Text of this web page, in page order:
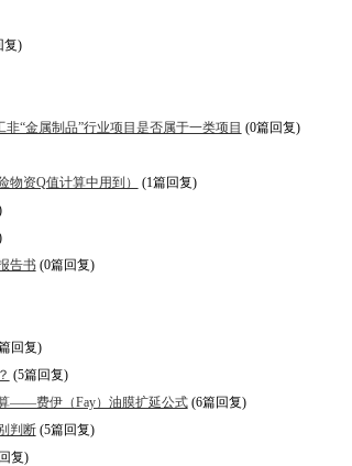
复)
“金属制品”行业项目是否属于一类项目 (0篇回复)
资Q值计算中用到）
(1篇回复)
告书(0篇回复)
回复)
(5篇回复)
——费伊（Fay）油膜扩延公式(6篇回复)
判断(5篇回复)
复)